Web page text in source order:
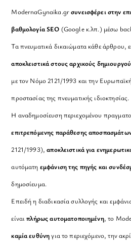
ModernaGynaika.grσυνεισφέρει στην
βαθμολογία SEO (Google κ.λπ.) μέσω
Τα πνευματικά δικαιώματα κάθε άρθρου,
αποκλειστικά στους αρχικούς
με τον Νόμο 2121/1993 και την
προστασίας της πνευματικής ιδιοκτησίας.
Η αναδημοσίευση περιεχομένου
επιτρεπόμενης παράθεσης
2121/1993), αποκλειστικά για
αυτόματη εμφάνιση της πηγής και
δημοσίευμα.
Επειδή η διαδικασία συλλογής και
είναιπλήρως αυτοματοποιημένη, το
καμία ευθύνηγια το περιεχόμενο, την